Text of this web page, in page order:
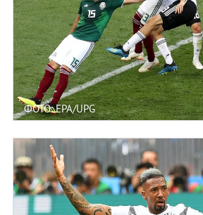
ФОТО: EPA/UPG